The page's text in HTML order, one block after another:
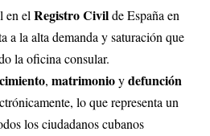
en el Registro Civilde España en
a la alta demanda y saturación que
la oficina consular.
, matrimonioydefunción
lo que representa un
los ciudadanos cubanos